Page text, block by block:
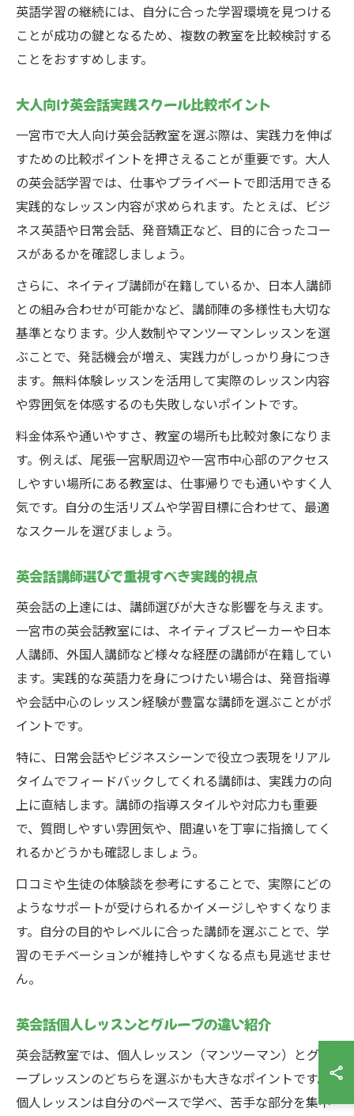
英語学習の継続には、自分に合った学習環境を見つける
ことが成功の鍵となるため、複数の教室を比較検討する
ことをおすすめします。
大人向け英会話実践スクール比較ポイント
一宮市で大人向け英会話教室を選ぶ際は、実践力を伸ば
すための比較ポイントを押さえることが重要です。大人
の英会話学習では、仕事やプライベートで即活用できる
実践的なレッスン内容が求められます。たとえば、ビジ
ネス英語や日常会話、発音矯正など、目的に合ったコー
スがあるかを確認しましょう。
さらに、ネイティブ講師が在籍しているか、日本人講師
との組み合わせが可能かなど、講師陣の多様性も大切な
基準となります。少人数制やマンツーマンレッスンを選
ぶことで、発話機会が増え、実践力がしっかり身につき
ます。無料体験レッスンを活用して実際のレッスン内容
や雰囲気を体感するのも失敗しないポイントです。
料金体系や通いやすさ、教室の場所も比較対象になりま
す。例えば、尾張一宮駅周辺や一宮市中心部のアクセス
しやすい場所にある教室は、仕事帰りでも通いやすく人
気です。自分の生活リズムや学習目標に合わせて、最適
なスクールを選びましょう。
英会話講師選びで重視すべき実践的視点
英会話の上達には、講師選びが大きな影響を与えます。
一宮市の英会話教室には、ネイティブスピーカーや日本
人講師、外国人講師など様々な経歴の講師が在籍してい
ます。実践的な英語力を身につけたい場合は、発音指導
や会話中心のレッスン経験が豊富な講師を選ぶことがポ
イントです。
特に、日常会話やビジネスシーンで役立つ表現をリアル
タイムでフィードバックしてくれる講師は、実践力の向
上に直結します。講師の指導スタイルや対応力も重要
で、質問しやすい雰囲気や、間違いを丁寧に指摘してく
れるかどうかも確認しましょう。
口コミや生徒の体験談を参考にすることで、実際にどの
ようなサポートが受けられるかイメージしやすくなりま
す。自分の目的やレベルに合った講師を選ぶことで、学
習のモチベーションが維持しやすくなる点も見逃せませ
ん。
英会話個人レッスンとグループの違い紹介
英会話教室では、個人レッスン（マンツーマン）とグル
ープレッスンのどちらを選ぶかも大きなポイントです。
個人レッスンは自分のペースで学べ、苦手な部分を集中